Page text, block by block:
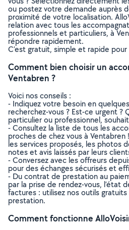
ou postez votre demande auprès
proximité de votre localisation.
relation avec tous les
professionnels et particuliers, à
répondre rapidement.
C’est gratuit, simple et rapide
Comment bien choisir un
Ventabren ?
Voici nos conseils :
- Indiquez votre besoin en
recherchez-vous ? Est-ce urgent
particulier ou professionnel,
- Consultez la liste de tous les
proches de chez vous à Ventabren
les services proposés, les photos
notes et avis laissés par leurs
- Conversez avec les offreurs
pour des échanges sécurisés et
- Du contrat de prestation au
par la prise de rendez-vous, l’état
factures : utilisez nos outils
prestation.
Comment fonctionne